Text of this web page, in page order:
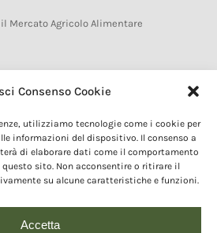
Consenso Cookie
utilizziamo tecnologie come i cookie per
informazioni del dispositivo. Il consenso a
di elaborare dati come il comportamento
sito. Non acconsentire o ritirare il
su alcune caratteristiche e funzioni.
Accetta
Mercato Agricolo Alimentare
IGP
DOP IGP